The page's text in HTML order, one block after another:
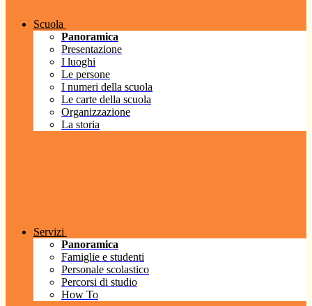
Scuola
Panoramica
Presentazione
I luoghi
Le persone
I numeri della scuola
Le carte della scuola
Organizzazione
La storia
Servizi
Panoramica
Famiglie e studenti
Personale scolastico
Percorsi di studio
How To